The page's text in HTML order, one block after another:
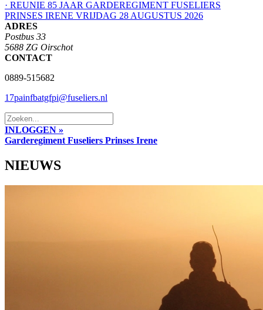
· REUNIE 85 JAAR GARDEREGIMENT FUSELIERS
PRINSES IRENE VRIJDAG 28 AUGUSTUS 2026
ADRES
Postbus 33
5688 ZG Oirschot
CONTACT
0889-515682
17painfbatgfpi@fuseliers.nl
INLOGGEN »
Garderegiment Fuseliers Prinses Irene
NIEUWS